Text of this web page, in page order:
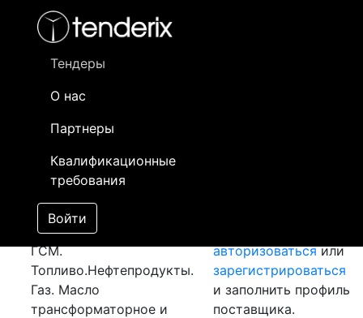
Тендеры
О нас
Партнеры
Квалификационные
требования
Войти
- активный лот
Номер лота
Закупка: Масло
Mobiltherm
Лот №:2591
АУКЦИОН
(покупка товара)
Раздел:Горюче-
смазочные материалы.
ГСМ.
Топливо.Нефтепродукты.
Газ. Масло
трансформаторное и
авторизоватьсяили
зарегистрироваться
и заполнить профиль
поставщика.